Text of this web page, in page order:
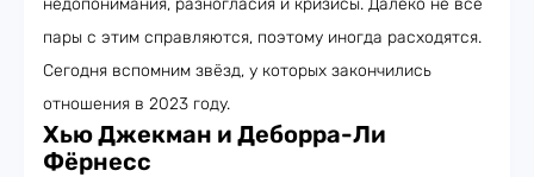
недопонимания, разногласия и кризисы. Далеко не все
пары с этим справляются, поэтому иногда расходятся.
Сегодня вспомним звёзд, у которых закончились
отношения в 2023 году.
Хью Джекман и Деборра-Ли
Фёрнесс